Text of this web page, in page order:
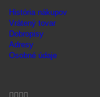
História nákupov
Vrátený tovar
Dobropisy
Adresy
Osobné údaje